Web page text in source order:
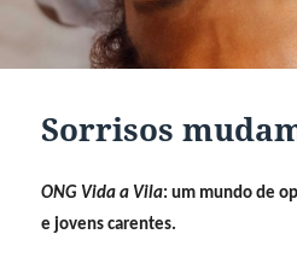
Sorrisos
ONG Vida a Vila: um mundo de
e jovens carentes.